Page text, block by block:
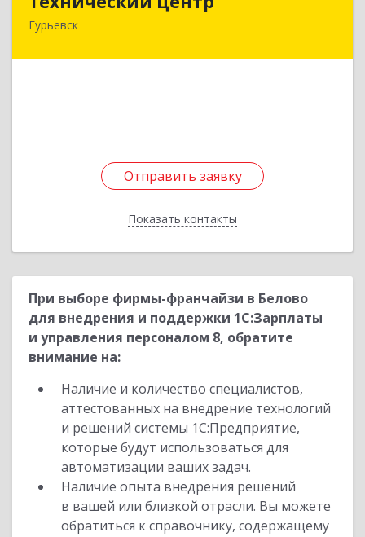
Гурьевск
Отправить заявку
Показать контакты
Отправить заявку
Назад
При выборе фирмы-франчайзи в Белово
для внедрения и поддержки 1С:Зарплаты
и управления персоналом 8, обратите
внимание на:
Наличие и количество специалистов,
аттестованных на внедрение технологий
и решений системы 1С:Предприятие,
которые будут использоваться для
автоматизации ваших задач.
Наличие опыта внедрения решений
в вашей или близкой отрасли. Вы можете
обратиться к справочнику, содержащему